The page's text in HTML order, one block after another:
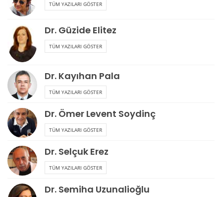
TÜM YAZILARI GÖSTER
Dr. Güzide Elitez
TÜM YAZILARI GÖSTER
Dr. Kayıhan Pala
TÜM YAZILARI GÖSTER
Dr. Ömer Levent Soydinç
TÜM YAZILARI GÖSTER
Dr. Selçuk Erez
TÜM YAZILARI GÖSTER
Dr. Semiha Uzunalioğlu